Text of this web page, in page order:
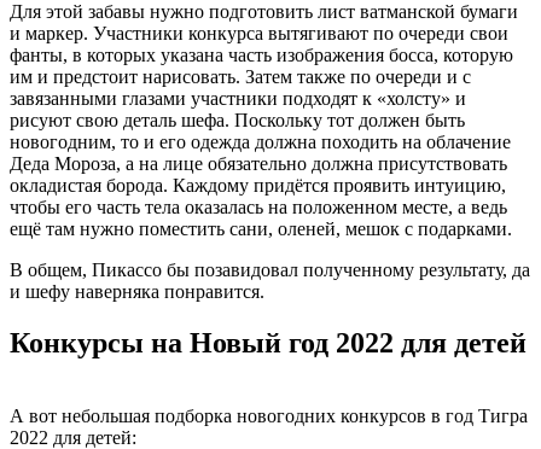
Для этой забавы нужно подготовить лист ватманской бумаги
и маркер. Участники конкурса вытягивают по очереди свои
фанты, в которых указана часть изображения босса, которую
им и предстоит нарисовать. Затем также по очереди и с
завязанными глазами участники подходят к «холсту» и
рисуют свою деталь шефа. Поскольку тот должен быть
новогодним, то и его одежда должна походить на облачение
Деда Мороза, а на лице обязательно должна присутствовать
окладистая борода. Каждому придётся проявить интуицию,
чтобы его часть тела оказалась на положенном месте, а ведь
ещё там нужно поместить сани, оленей, мешок с подарками.
В общем, Пикассо бы позавидовал полученному результату, да
и шефу наверняка понравится.
Конкурсы на Новый год 2022 для детей
А вот небольшая подборка новогодних конкурсов в год Тигра
2022 для детей: